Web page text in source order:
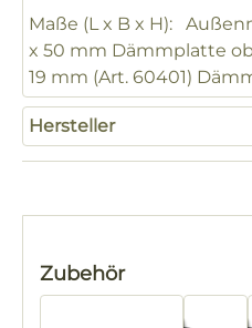
Maße (L x B x H):
x 50 mm Dämmplatte
19 mm (Art. 60401)
Hersteller
Produktgalerie
Zubehör